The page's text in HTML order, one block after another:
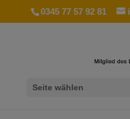
0345 77 57 92 81
Seite wählen